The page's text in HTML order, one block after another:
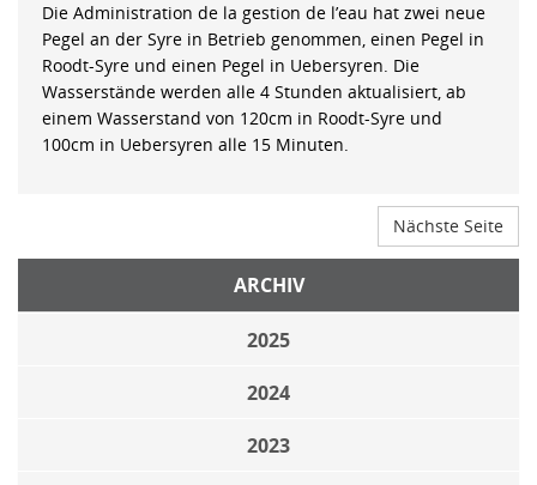
Die Administration de la gestion de l’eau hat zwei neue
Pegel an der Syre in Betrieb genommen, einen Pegel in
Roodt-Syre und einen Pegel in Uebersyren. Die
Wasserstände werden alle 4 Stunden aktualisiert, ab
einem Wasserstand von 120cm in Roodt-Syre und
100cm in Uebersyren alle 15 Minuten.
Nächste Seite
ARCHIV
2025
2024
2023